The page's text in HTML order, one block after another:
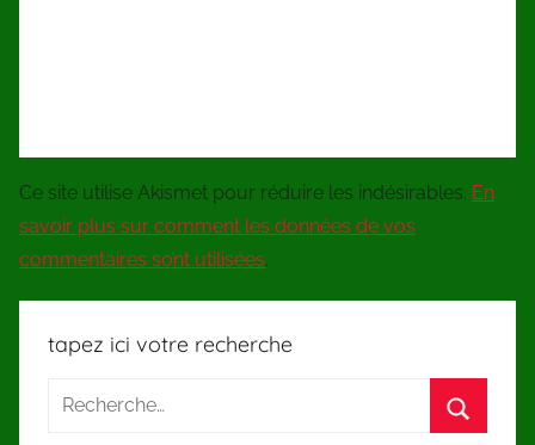
Ce site utilise Akismet pour réduire les indésirables. En
savoir plus sur comment les données de vos
commentaires sont utilisées.
tapez ici votre recherche